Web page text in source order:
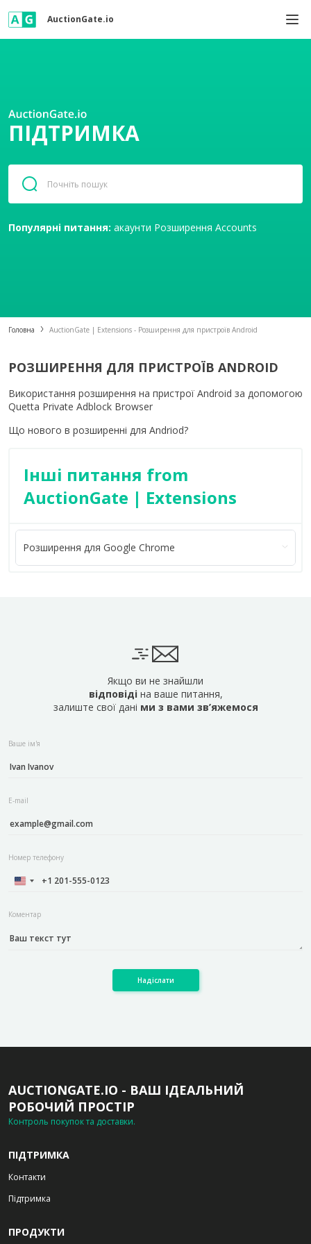
AuctionGate.io
ПІДТРИМКА
Популярні питання: акаунти Розширення Accounts
Головна AuctionGate | Extensions - Розширення для пристроїв Android
РОЗШИРЕННЯ ДЛЯ ПРИСТРОЇВ ANDROID
Використання розширення на пристрої Android за допомогою
Quetta Private Adblock Browser
Що нового в розширенні для Andriod?
Інші питання from
AuctionGate | Extensions
Розширення для Google Chrome
Якщо ви не знайшли
відповіді на ваше питання,
залиште свої дані ми з вами зв’яжемося
Ваше ім'я
E-mail
Номер телефону
Коментар
Надіслати
AUCTIONGATE.IO - ВАШ ІДЕАЛЬНИЙ
РОБОЧИЙ ПРОСТІР
Контроль покупок та доставки.
ПІДТРИМКА
Контакти
Підтримка
ПРОДУКТИ